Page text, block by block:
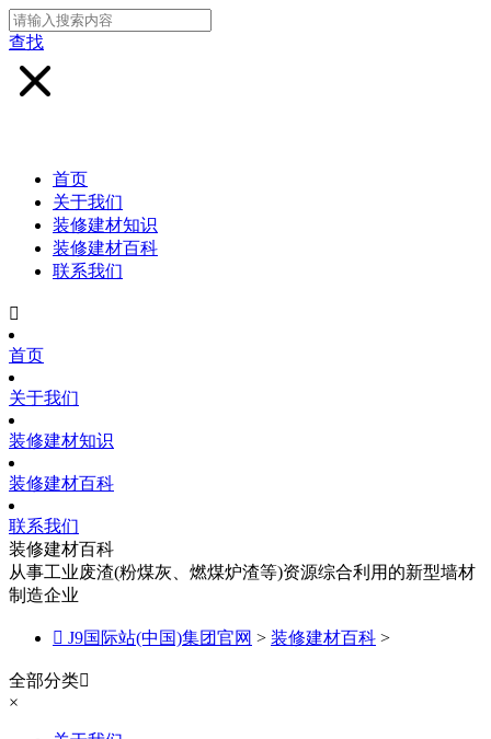
查找
首页
关于我们
装修建材知识
装修建材百科
联系我们

首页
关于我们
装修建材知识
装修建材百科
联系我们
装修建材百科
从事工业废渣(粉煤灰、燃煤炉渣等)资源综合利用的新型墙材
制造企业
 J9国际站(中国)集团官网 > 装修建材百科 >
全部分类
×